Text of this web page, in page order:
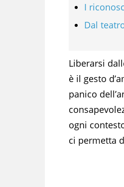
I
Dal
Liberarsi
è il gesto
panico
ogni
ci permetta